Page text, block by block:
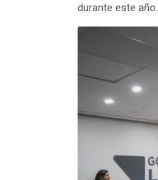
durante este año.